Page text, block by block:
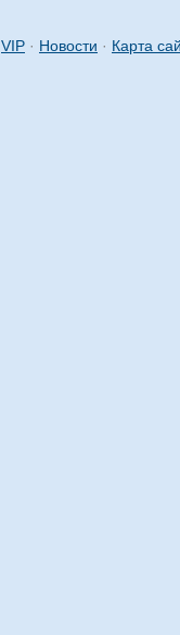
VIP · Новости · Карта